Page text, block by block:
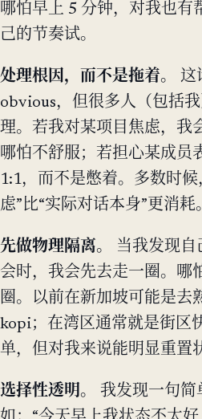
哪怕早上 5 分钟，对我也有
己的节奏试。
处理根因，而不是拖着。
这
obvious，但很多人（包括
理。若我对某项目焦虑，我
哪怕不舒服；若担心某成员
1:1，而不是憋着。多数时
虑”比“实际对话本身”更消耗
先做物理隔离。
当我发现自
会时，我会先去走一圈。哪
圈。以前在新加坡可能是去
kopi；在湾区通常就是街区
单，但对我来说能明显重置
选择性透明。
我发现一句简